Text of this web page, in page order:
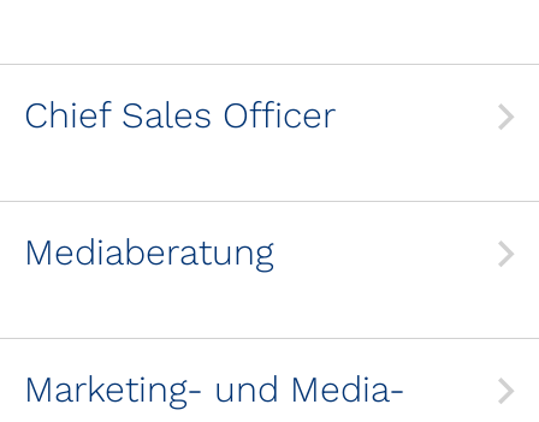
Chief Sales Officer
Mediaberatung
Marketing- und Media-